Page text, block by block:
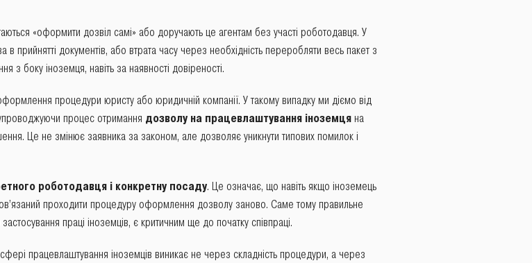
«оформити дозвіл самі» або доручають це агентам без участі роботодавця. У
прийнятті документів, або втрата часу через необхідність переробляти весь пакет з
з боку іноземця, навіть за наявності довіреності.
процедури юристу або юридичній компанії. У такому випадку ми діємо від
процес отримання дозволу на працевлаштування іноземця на
Це не змінює заявника за законом, але дозволяє уникнути типових помилок і
роботодавця і конкретну посаду. Це означає, що навіть якщо іноземець
проходити процедуру оформлення дозволу заново. Саме тому правильне
праці іноземців, є критичним ще до початку співпраці.
працевлаштування іноземців виникає не через складність процедури, а через